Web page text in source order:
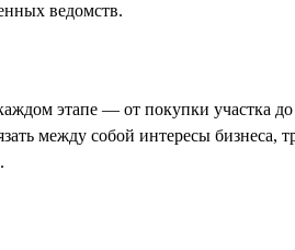
ведомств.
этапе — от покупки участка
между собой интересы бизнеса,